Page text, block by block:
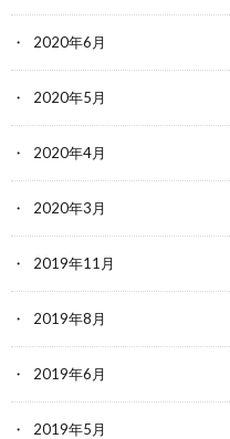
2020年6月
2020年5月
2020年4月
2020年3月
2019年11月
2019年8月
2019年6月
2019年5月